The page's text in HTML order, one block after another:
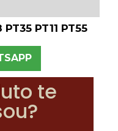
PT11 PT55
te